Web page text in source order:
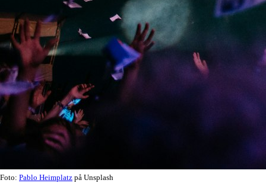
Foto: Pablo Heimplatz på Unsplash